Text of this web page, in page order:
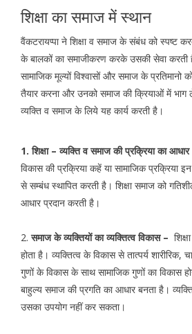
शिक्षा का समाज में स्थान
वैंकटरायप्पा ने शिक्षा व समाज के संबंध को स्पष्ट
के बालकों का समाजीकरण करके उसकी सेवा करती
सामाजिक मूल्यों विश्वासों और समाज के
तैयार करना और उनको समाज की क्रियाओं में भाग
व्यक्ति व समाज के लिये यह कार्य करती है।
1. शिक्षा – व्यक्ति व समाज की प्रक्रिया का
विकास की प्रक्रिया कहें या सामाजिक प्रक्रिया
से सम्बंध स्थापित करती है। शिक्षा समाज को
आधार प्रदान करती है।
2.समाज के व्यक्तियों का व्यक्तित्व विकास –
होता है। व्यक्तित्व के विकास से तात्पर्य शारीरिक,
गुणों के विकास के साथ सामाजिक गुणों का विकास
बाहुल्य समाज की प्रगति का आधार बनता है।
उसका उपयोग नहीं कर सकता।